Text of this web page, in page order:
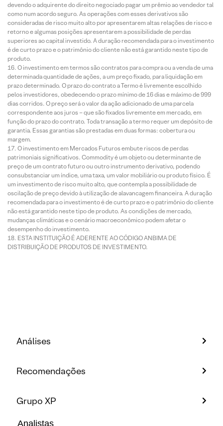
devendo o adquirente do direito negociado pagar um prêmio ao vendedor tal
como num acordo seguro. As operações com esses derivativos são
consideradas de risco muito alto por apresentarem altas relações de risco e
retorno e algumas posições apresentarem a possibilidade de perdas
superiores ao capital investido. A duração recomendada para o investimento
é de curto prazo e o patrimônio do cliente não está garantido neste tipo de
produto.
O investimento em termos são contratos para compra ou a venda de uma
determinada quantidade de ações, a um preço fixado, para liquidação em
prazo determinado. O prazo do contrato a Termo é livremente escolhido
pelos investidores, obedecendo o prazo mínimo de 16 dias e máximo de 999
dias corridos. O preço será o valor da ação adicionado de uma parcela
correspondente aos juros – que são fixados livremente em mercado, em
função do prazo do contrato. Toda transação a termo requer um depósito de
garantia. Essas garantias são prestadas em duas formas: cobertura ou
margem.
O investimento em Mercados Futuros embute riscos de perdas
patrimoniais significativos. Commodity é um objeto ou determinante de
preço de um contrato futuro ou outro instrumento derivativo, podendo
consubstanciar um índice, uma taxa, um valor mobiliário ou produto físico. É
um investimento de risco muito alto, que contempla a possibilidade de
oscilação de preço devido à utilização de alavancagem financeira. A duração
recomendada para o investimento é de curto prazo e o patrimônio do cliente
não está garantido neste tipo de produto. As condições de mercado,
mudanças climáticas e o cenário macroeconômico podem afetar o
desempenho do investimento.
ESTA INSTITUIÇÃO É ADERENTE AO CÓDIGO ANBIMA DE
DISTRIBUIÇÃO DE PRODUTOS DE INVESTIMENTO.
Análises
Recomendações
Grupo XP
Analistas